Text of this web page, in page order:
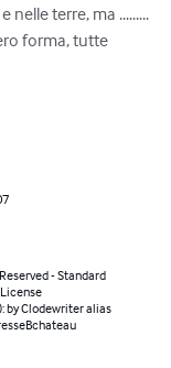
terre, ma .........
forma, tutte
- Standard
by Clodewriter alias